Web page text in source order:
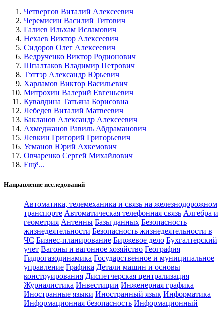
Четвергов Виталий Алексеевич
Черемисин Василий Титович
Галиев Ильхам Исламович
Нехаев Виктор Алексеевич
Сидоров Олег Алексеевич
Ведрученко Виктор Родионович
Шпалтаков Владимир Петрович
Тэттэр Александр Юрьевич
Харламов Виктор Васильевич
Митрохин Валерий Евгеньевич
Кувалдина Татьяна Борисовна
Лебедев Виталий Матвеевич
Бакланов Александр Алексеевич
Ахмеджанов Равиль Абдраманович
Левкин Григорий Григорьевич
Усманов Юрий Ахкемович
Овчаренко Сергей Михайлович
Ещё...
Направление исследований
Автоматика, телемеханика и связь на железнодорожном
транспорте Автоматическая телефонная связь Алгебра и
геометрия Антенны Базы данных Безопасность
жизнедеятельности Безопасность жизнедеятельности в
ЧС Бизнес-планирование Биржевое дело Бухгалтерский
учет Вагоны и вагонное хозяйство География
Гидрогазодинамика Государственное и муниципальное
управление Графика Детали машин и основы
конструирования Диспетчерская централизация
Журналистика Инвестиции Инженерная графика
Иностранные языки Иностранный язык Информатика
Информационная безопасность Информационный